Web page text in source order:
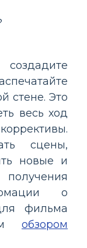
стене. Это
весь ход
сцены,
новые и
о
фильма
обзором